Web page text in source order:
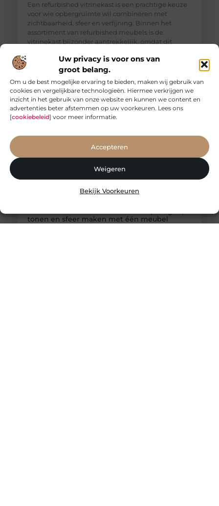
Uw privacy is voor ons van
groot belang.
Om u de best mogelijke ervaring te bieden, maken wij gebruik van
cookies en vergelijkbare technologieën. Hiermee verkrijgen we
inzicht in het gebruik van onze website en kunnen we content en
advertenties beter afstemmen op uw voorkeuren. Lees ons
[cookiebeleid] voor meer informatie.
Accepteren
Weigeren
Bekijk Voorkeuren
Een refurbished vitrinekast is een prachtige keuze
voor wie opbergruimte wil combineren met
zichtbaarheid, sfeer en verfijning. Binnen het
assortiment van refurbished meubels is de
vitrinekast bijzonder aantrekkelijk, omdat dit
decoratief element vormt in woonkamer, eetkamer
of keuken. Een vitrinekast doet iets bijzonders in
een interieur. Waar een gesloten kast vooral
tonen en sfeer maken met één meubel